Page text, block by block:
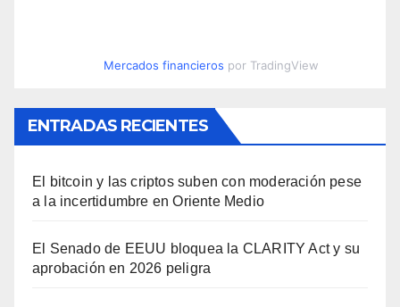
Mercados financieros por TradingView
ENTRADAS RECIENTES
El bitcoin y las criptos suben con moderación pese
a la incertidumbre en Oriente Medio
El Senado de EEUU bloquea la CLARITY Act y su
aprobación en 2026 peligra